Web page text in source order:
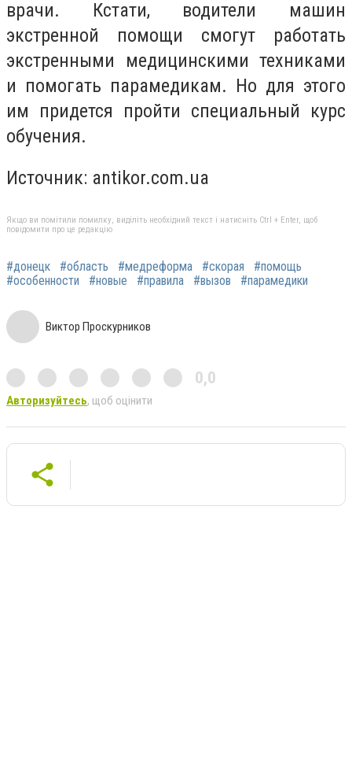
врачи. Кстати, водители машин
экстренной помощи смогут работать
экстренными медицинскими техниками
и помогать парамедикам. Но для этого
им придется пройти специальный курс
обучения.
Источник: antikor.com.ua
Якщо ви помітили помилку, виділіть необхідний текст і натисніть Ctrl + Enter, щоб
повідомити про це редакцію
#донецк #область #медреформа #скорая
#помощь
#особенности
#новые #правила #вызов #парамедики
Виктор Проскурников
0,0
Авторизуйтесь, щоб оцінити